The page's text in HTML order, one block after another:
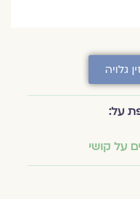
גלויה
על:
על קושי